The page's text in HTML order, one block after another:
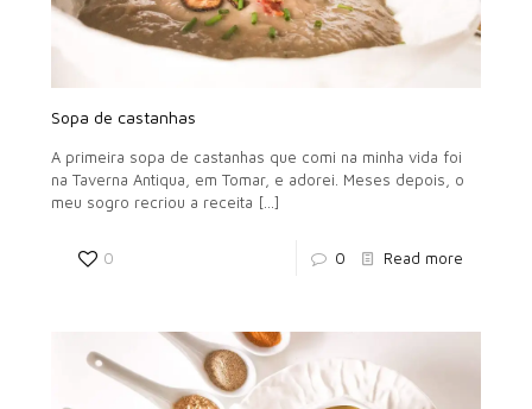
Sopa de castanhas
A primeira sopa de castanhas que comi na minha vida foi
na Taverna Antiqua, em Tomar, e adorei. Meses depois, o
meu sogro recriou a receita […]
0 0 Read more